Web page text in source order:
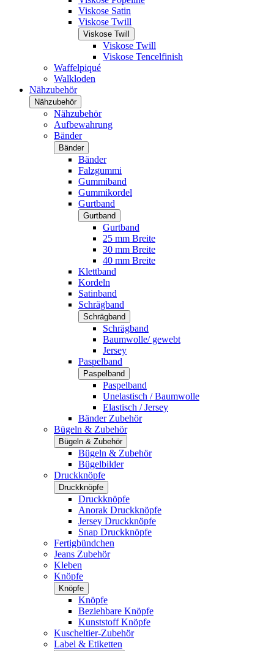
Viskose Satin
Viskose Twill
Viskose Twill
Viskose Twill
Viskose Tencelfinish
Waffelpiqué
Walkloden
Nähzubehör
Nähzubehör
Nähzubehör
Aufbewahrung
Bänder
Bänder
Bänder
Falzgummi
Gummiband
Gummikordel
Gurtband
Gurtband
Gurtband
25 mm Breite
30 mm Breite
40 mm Breite
Klettband
Kordeln
Satinband
Schrägband
Schrägband
Schrägband
Baumwolle/ gewebt
Jersey
Paspelband
Paspelband
Paspelband
Unelastisch / Baumwolle
Elastisch / Jersey
Bänder Zubehör
Bügeln & Zubehör
Bügeln & Zubehör
Bügeln & Zubehör
Bügelbilder
Druckknöpfe
Druckknöpfe
Druckknöpfe
Anorak Druckknöpfe
Jersey Druckknöpfe
Snap Druckknöpfe
Fertigbündchen
Jeans Zubehör
Kleben
Knöpfe
Knöpfe
Knöpfe
Beziehbare Knöpfe
Kunststoff Knöpfe
Kuscheltier-Zubehör
Label & Etiketten